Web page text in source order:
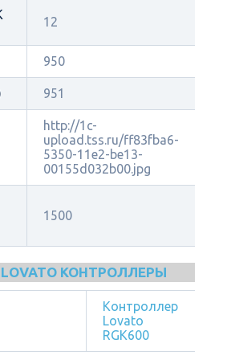
12
950
951
http://1c-
upload.tss.ru/ff83fba6-
5350-11e2-be13-
00155d032b00.jpg
1500
LOVATO КОНТРОЛЛЕРЫ
Контроллер
Lovato
RGK600